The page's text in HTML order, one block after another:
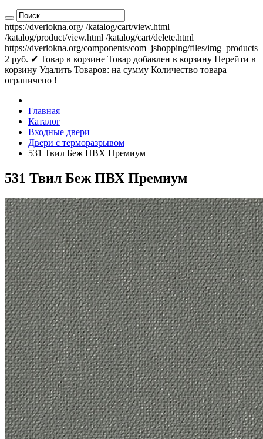
https://dveriokna.org/ /katalog/cart/view.html
/katalog/product/view.html /katalog/cart/delete.html
https://dveriokna.org/components/com_jshopping/files/img_products
2 руб. ✔ Товар в корзине Товар добавлен в корзину Перейти в
корзину Удалить Товаров: на сумму Количество товара
ограничено !
Главная
Каталог
Входные двери
Двери с терморазрывом
531 Твил Беж ПВХ Премиум
531 Твил Беж ПВХ Премиум